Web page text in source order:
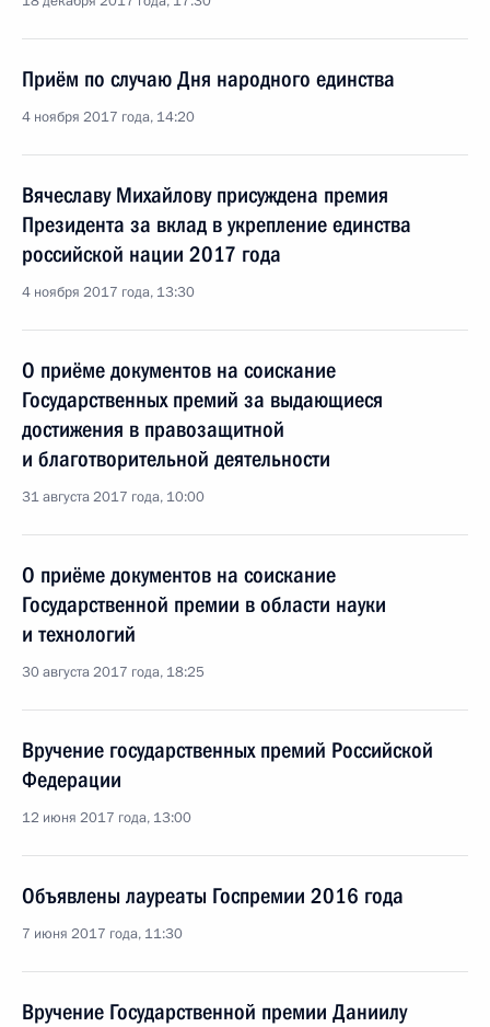
Приём по случаю Дня народного единства
4 ноября 2017 года, 14:20
Вячеславу Михайлову присуждена премия
Президента за вклад в укрепление единства
российской нации 2017 года
4 ноября 2017 года, 13:30
О приёме документов на соискание
Государственных премий за выдающиеся
достижения в правозащитной
и благотворительной деятельности
31 августа 2017 года, 10:00
О приёме документов на соискание
Государственной премии в области науки
и технологий
30 августа 2017 года, 18:25
Вручение государственных премий Российской
Федерации
12 июня 2017 года, 13:00
Объявлены лауреаты Госпремии 2016 года
7 июня 2017 года, 11:30
Вручение Государственной премии Даниилу